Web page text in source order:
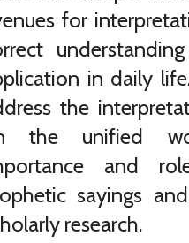
for
in daily
the
the unified
and
sayings
research.